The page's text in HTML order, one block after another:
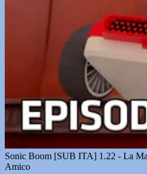
Sonic Boom [SUB ITA] 1.22 - La
Amico